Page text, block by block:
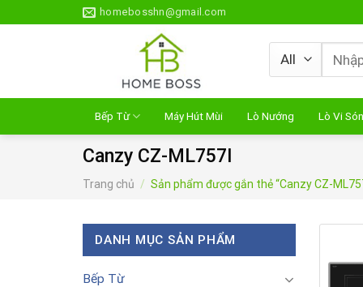
to
homebosshn@gmail.com
Tìm
kiếm:
Bếp Từ Máy Hút Mùi Lò Nướng Lò Vi
Canzy CZ-ML757I
Trang chủ / Sản phẩm được gắn thẻ “Canzy CZ-
DANH MỤC SẢN PHẨM
Bếp Từ